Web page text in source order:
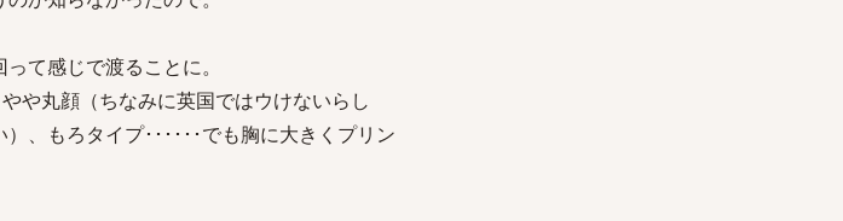
て感じで渡ることに。
や丸顔（ちなみに英国ではウけないらし
、もろタイプ･･････でも胸に大きくプリン